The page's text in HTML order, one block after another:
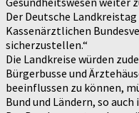
Der Deutsche
Kassenärztlichen
sicherzustellen.“
Die Landkreise würden
Bürgerbusse und
beeinflussen zu können,
Bund und Ländern, so